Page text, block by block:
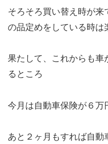
そろそろ買い替え時が
の品定めをしている時は
果たして、これからも車
るところ
今月は自動車保険が６万
あと２ヶ月もすれば自動